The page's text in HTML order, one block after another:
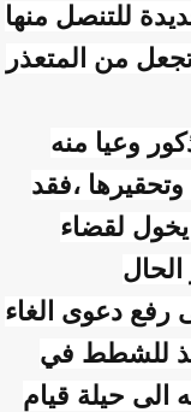
للتنصل منها
من المتعذر
وعيا منه
،فقد
يخول لقضاء
رفع دعوى الغاء
للشطط في
الى حيلة قيام